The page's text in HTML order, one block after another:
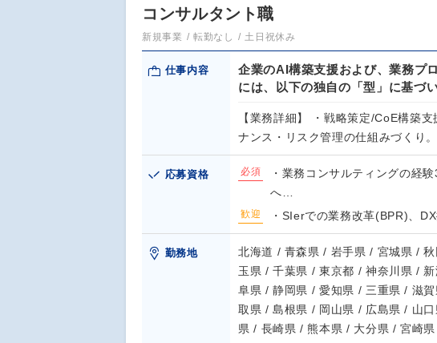
コンサルタント職
新規事業 転勤なし 土日祝休み
仕事内容
企業のAI構築支援および、業務プ
には、以下の独自の「型」に基づ
【業務詳細】 ・戦略策定/CoE構築
ナンス・リスク管理の仕組みづくり
応募資格 必須
・業務コンサルティングの経
へ…
歓迎 ・SIerでの業務改革(BPR)、
勤務地
北海道 / 青森県 / 岩手県 / 宮城県 /
玉県 / 千葉県 / 東京都 / 神奈川県 /
阜県 / 静岡県 / 愛知県 / 三重県 / 滋
取県 / 島根県 / 岡山県 / 広島県 / 山
県 / 長崎県 / 熊本県 / 大分県 / 宮崎